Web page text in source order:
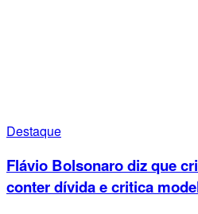
Destaque
Flávio Bolsonaro diz que
conter dívida e critica